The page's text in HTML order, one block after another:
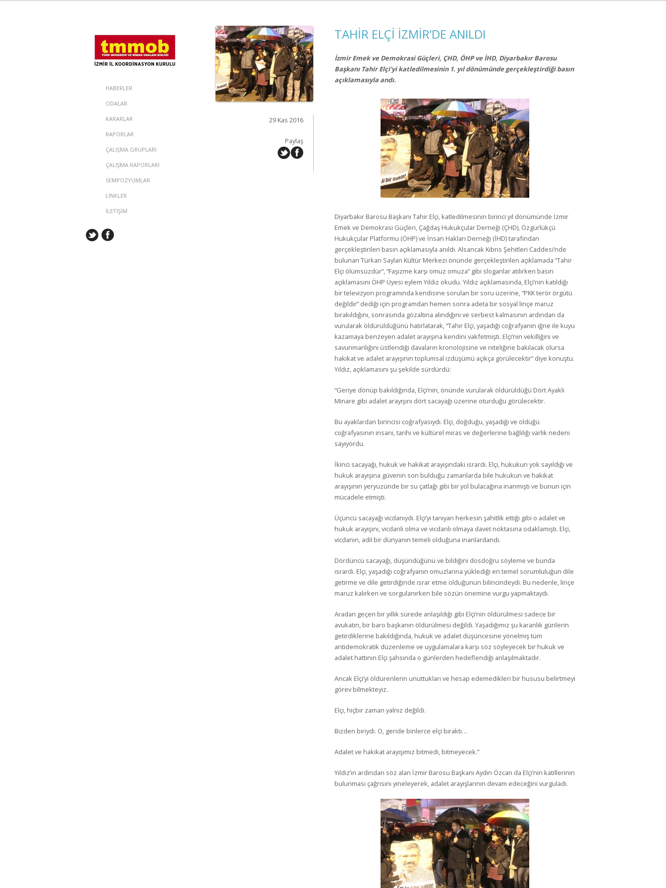
HABERLER
ODALAR
KARARLAR
RAPORLAR
ÇALIŞMA GRUPLARI
ÇALIŞMA RAPORLARI
SEMPOZYUMLAR
LİNKLER
İLETİŞİM
29 Kas 2016
Paylaş
TAHİR ELÇİ İZMİR’DE ANILDI
İzmir Emek ve Demokrasi Güçleri, ÇHD, ÖHP ve İHD, Diyarbakır Barosu
Başkanı Tahir Elçi’yi katledilmesinin 1. yıl dönümünde gerçekleştirdiği basın
açıklamasıyla andı.
Diyarbakır Barosu Başkanı Tahir Elçi, katledilmesinin birinci yıl dönümünde İzmir
Emek ve Demokrasi Güçleri, Çağdaş Hukukçular Derneği (ÇHD), Özgürlükçü
Hukukçular Platformu (ÖHP) ve İnsan Hakları Derneği (İHD) tarafından
gerçekleştirilen basın açıklamasıyla anıldı. Alsancak Kıbrıs Şehitleri Caddesi’nde
bulunan Türkan Saylan Kültür Merkezi önünde gerçekleştirilen açıklamada “Tahir
Elçi ölümsüzdür”, “Faşizme karşı omuz omuza” gibi sloganlar atılırken basın
açıklamasını ÖHP Üyesi eylem Yıldız okudu. Yıldız açıklamasında, Elçi’nin katıldığı
bir televizyon programında kendisine sorulan bir soru üzerine, “PKK terör örgütü
değildir” dediği için programdan hemen sonra adeta bir sosyal linçe maruz
bırakıldığını, sonrasında gözaltına alındığını ve serbest kalmasının ardından da
vurularak öldürüldüğünü hatırlatarak, “Tahir Elçi, yaşadığı coğrafyanın iğne ile kuyu
kazamaya benzeyen adalet arayışına kendini vakfetmişti. Elçi’nin vekilliğini ve
savunmanlığını üstlendiği davaların kronolojisine ve niteliğine bakılacak olursa
hakikat ve adalet arayışının toplumsal izdüşümü açıkça görülecektir” diye konuştu.
Yıldız, açıklamasını şu şekilde sürdürdü:
“Geriye dönüp bakıldığında, Elçi’nin, önünde vurularak öldürüldüğü Dört Ayaklı
Minare gibi adalet arayışını dört sacayağı üzerine oturduğu görülecektir.
Bu ayaklardan birincisi coğrafyasıydı. Elçi, doğduğu, yaşadığı ve öldüğü
coğrafyasının insani, tarihi ve kültürel miras ve değerlerine bağlılığı varlık nedeni
sayıyordu.
İkinci sacayağı, hukuk ve hakikat arayışındaki ısrardı. Elçi, hukukun yok sayıldığı ve
hukuk arayışına güvenin son bulduğu zamanlarda bile hukukun ve hakikat
arayışının yeryüzünde bir su çatlağı gibi bir yol bulacağına inanmıştı ve bunun için
mücadele etmişti.
Üçüncü sacayağı vicdanıydı. Elçi’yi tanıyan herkesin şahitlik ettiği gibi o adalet ve
hukuk arayışını, vicdanlı olma ve vicdanlı olmaya davet noktasına odaklamıştı. Elçi,
vicdanın, adil bir dünyanın temeli olduğuna inanlardandı.
Dördüncü sacayağı, düşündüğünü ve bildiğini dosdoğru söyleme ve bunda
ısrardı. Elçi, yaşadığı coğrafyanın omuzlarına yüklediği en temel sorumluluğun dile
getirme ve dile getirdiğinde ısrar etme olduğunun bilincindeydi. Bu nedenle, linçe
maruz kalırken ve sorgulanırken bile sözün önemine vurgu yapmaktaydı.
Aradan geçen bir yıllık sürede anlaşıldığı gibi Elçi’nin öldürülmesi sadece bir
avukatın, bir baro başkanın öldürülmesi değildi. Yaşadığımız şu karanlık günlerin
getirdiklerine bakıldığında, hukuk ve adalet düşüncesine yönelmiş tüm
antidemokratik düzenleme ve uygulamalara karşı söz söyleyecek bir hukuk ve
adalet hattının Elçi şahsında o günlerden hedeflendiği anlaşılmaktadır.
Ancak Elçi’yi öldürenlerin unuttukları ve hesap edemedikleri bir hususu belirtmeyi
görev bilmekteyiz.
Elçi, hiçbir zaman yalnız değildi.
Bizden biriydi. O, geride binlerce elçi bıraktı…
Adalet ve hakikat arayışımız bitmedi, bitmeyecek.”
Yıldız’ın ardından söz alan İzmir Barosu Başkanı Aydın Özcan da Elçi’nin katillerinin
bulunması çağrısını yineleyerek, adalet arayışlarının devam edeceğini vurguladı.